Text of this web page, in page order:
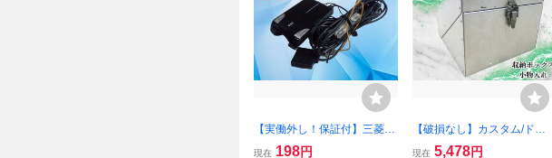
【実働外し！保証付】三菱電
機 ミツビシ 汎用 ETC アンテ
現在 198円
【破損なし】カスタム/ドレ
スアップ 収納ボックス 小物
現在 5,478円